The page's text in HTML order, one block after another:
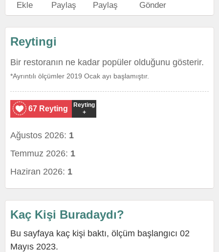
Ekle
Paylaş
Paylaş
Gönder
Reytingi
Bir restoranın ne kadar popüler olduğunu gösterir.
*Ayrıntılı ölçümler 2019 Ocak ayı başlamıştır.
67 Reyting
Reyting
+
Ağustos 2026: 1
Temmuz 2026: 1
Haziran 2026: 1
Kaç Kişi Buradaydı?
Bu sayfaya kaç kişi baktı, ölçüm başlangıcı 02
Mayıs 2023.